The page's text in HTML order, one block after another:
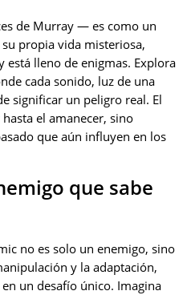
de Murray — es como un
propia vida misteriosa,
está lleno de enigmas. Explora
cada sonido, luz de una
significar un peligro real. El
el amanecer, sino
que aún influyen en los
que sabe
no es solo un enemigo, sino
y la adaptación,
un desafío único. Imagina